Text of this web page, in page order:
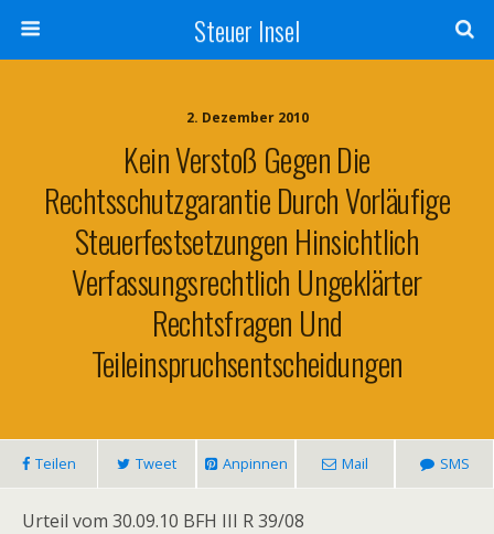
Steuer Insel
2. Dezember 2010
Kein Verstoß Gegen Die
Rechtsschutzgarantie Durch Vorläufige
Steuerfestsetzungen Hinsichtlich
Verfassungsrechtlich Ungeklärter
Rechtsfragen Und
Teileinspruchsentscheidungen
Teilen Tweet Anpinnen Mail SMS
Urteil vom 30.09.10 BFH III R 39/08